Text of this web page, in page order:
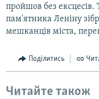
пройшов без ексцесів.
пам'ятника Леніну
мешканців міста,
Поділитись
Читайте також